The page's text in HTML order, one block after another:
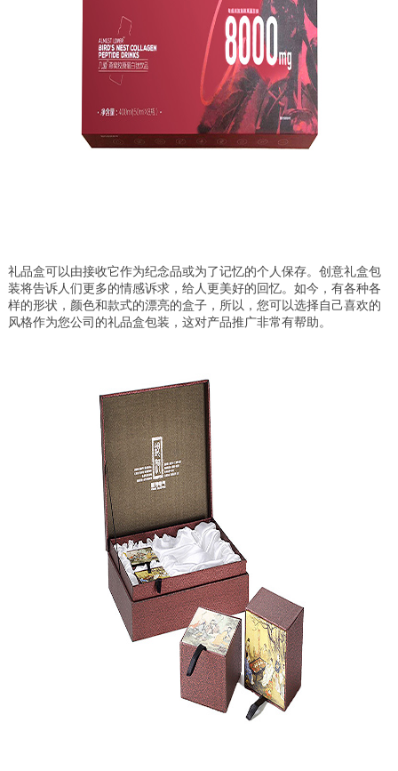
礼品盒可以由接收它作为纪念品或为了记忆的个人保存。创意礼盒包
装将告诉人们更多的情感诉求，给人更美好的回忆。如今，有各种各
样的形状，颜色和款式的漂亮的盒子，所以，您可以选择自己喜欢的
风格作为您公司的礼品盒包装，这对产品推广非常有帮助。